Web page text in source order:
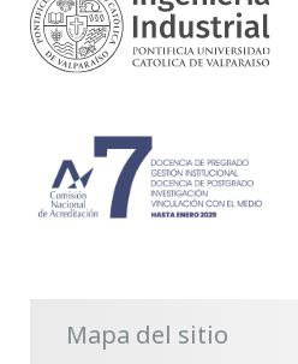
Mapa del sitio